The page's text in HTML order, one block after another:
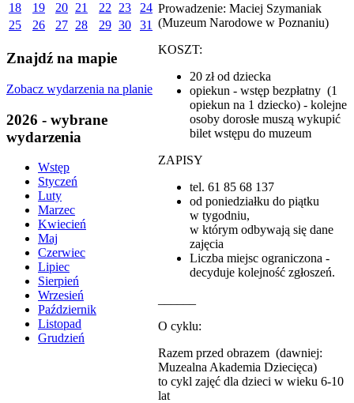
18
19 20 21 22 23
24
25
26 27 28 29 30 31
Znajdź na mapie
Zobacz wydarzenia na planie
2026 - wybrane
wydarzenia
Wstęp
Styczeń
Luty
Marzec
Kwiecień
Maj
Czerwiec
Lipiec
Sierpień
Wrzesień
Październik
Listopad
Grudzień
Prowadzenie: Maciej Szymaniak
(Muzeum Narodowe w Poznaniu)
KOSZT:
20 zł od dziecka
opiekun - wstęp bezpłatny (1
opiekun na 1 dziecko) - kolejne
osoby dorosłe muszą wykupić
bilet wstępu do muzeum
ZAPISY
tel. 61 85 68 137
od poniedziałku do piątku
w tygodniu,
w którym odbywają się dane
zajęcia
Liczba miejsc ograniczona -
decyduje kolejność zgłoszeń.
O cyklu:
Razem przed obrazem (dawniej:
Muzealna Akademia Dziecięca)
to cykl zajęć dla dzieci w wieku 6-10
lat